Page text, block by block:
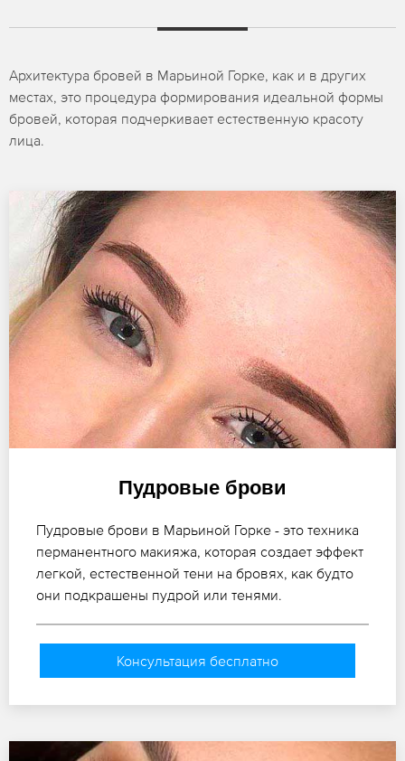
Архитектура бровей в Марьиной Горке, как и в других
местах, это процедура формирования идеальной формы
бровей, которая подчеркивает естественную красоту
лица.
Пудровые брови
Пудровые брови в Марьиной Горке - это техника
перманентного макияжа, которая создает эффект
легкой, естественной тени на бровях, как будто
они подкрашены пудрой или тенями.
Консультация бесплатно